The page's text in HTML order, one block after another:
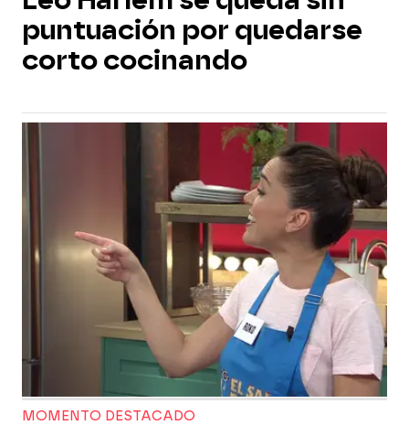
puntuación por quedarse
corto cocinando
MOMENTO DESTACADO